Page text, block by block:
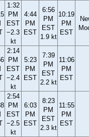
1:32
PM
EST
−2.3
kt
4:44
PM
EST
6:56
PM
EST
1.9 kt
10:19
PM
EST
2:14
PM
EST
−2.4
kt
5:23
PM
EST
7:39
PM
EST
2.2 kt
11:06
PM
EST
2:54
PM
EST
−2.5
kt
6:03
PM
EST
8:23
PM
EST
2.3 kt
11:55
PM
EST